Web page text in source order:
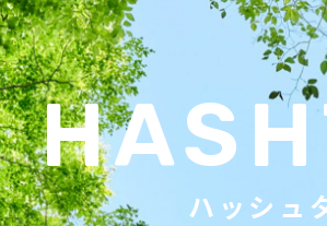
ハッシュ